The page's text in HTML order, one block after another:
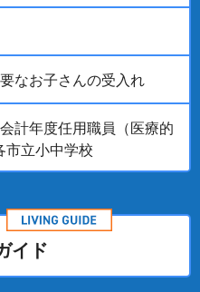
なお子さんの受入れ
計年度任用職員（医療的
市立小中学校
イド